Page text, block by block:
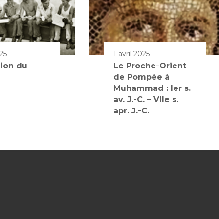
du
1 avril 2025
Le Proche-Orient
de Pompée à
Muhammad : Ier s.
av. J.-C. – VIIe s.
apr. J.-C.